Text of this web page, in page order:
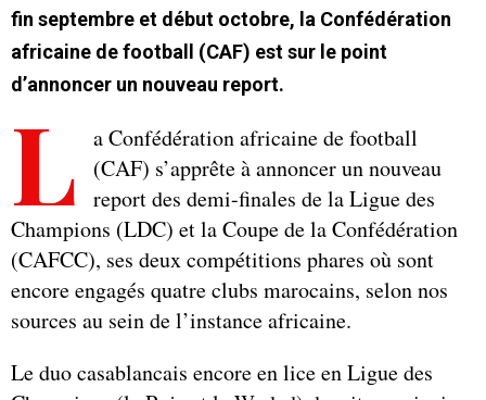
fin septembre et début octobre, la Confédération
africaine de football (CAF) est sur le point
d’annoncer un nouveau report.
L
a Confédération africaine de football
(CAF) s’apprête à annoncer un nouveau
report des demi-finales de la Ligue des
Champions (LDC) et la Coupe de la Confédération
(CAFCC), ses deux compétitions phares où sont
encore engagés quatre clubs marocains, selon nos
sources au sein de l’instance africaine.
Le duo casablancais encore en lice en Ligue des